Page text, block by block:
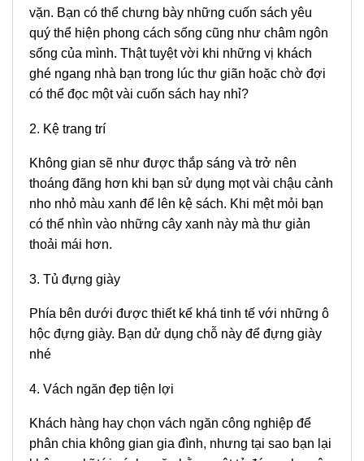
vặn. Bạn có thể chưng bày những cuốn sách yêu
quý thể hiện phong cách sống cũng như châm ngôn
sống của mình. Thật tuyệt vời khi những vị khách
ghé ngang nhà bạn trong lúc thư giãn hoặc chờ đợi
có thể đọc một vài cuốn sách hay nhỉ?
2. Kệ trang trí
Không gian sẽ như được thắp sáng và trở nên
thoáng đãng hơn khi bạn sử dụng mọt vài chậu cảnh
nho nhỏ màu xanh để lên kệ sách. Khi mệt mỏi bạn
có thể nhìn vào những cây xanh này mà thư giản
thoải mái hơn.
3. Tủ đựng giày
Phía bên dưới được thiết kế khá tinh tế với những ô
hộc đựng giày. Bạn dử dụng chỗ này để đựng giày
nhé
4. Vách ngăn đẹp tiện lợi
Khách hàng hay chọn vách ngăn công nghiệp để
phân chia không gian gia đình, nhưng tại sao bạn lại